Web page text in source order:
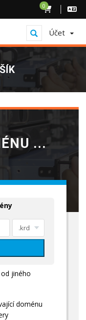
0
Účet
...
jiného
doménu